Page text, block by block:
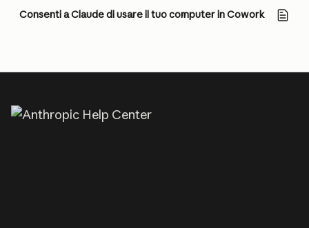
Consenti a Claude di usare il tuo computer in Cowork